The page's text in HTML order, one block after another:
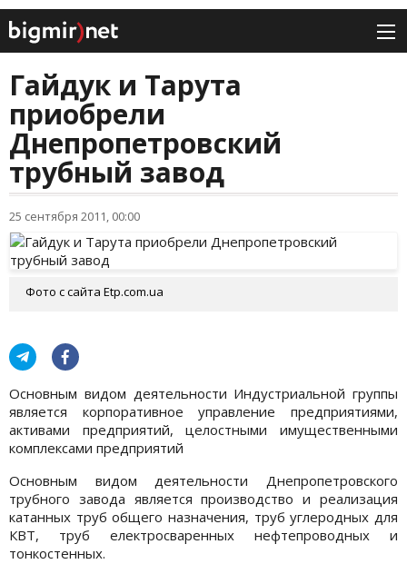
Гайдук и Тарута
приобрели
Днепропетровский
трубный завод
25 сентября 2011, 00:00
Фото с сайта Еtp.com.ua
Основным видом деятельности Индустриальной группы
является корпоративное управление предприятиями,
активами предприятий, целостными имущественными
комплексами предприятий
Основным видом деятельности Днепропетровского
трубного завода является производство и реализация
катанных труб общего назначения, труб углеродных для
КВТ, труб електросваренных нефтепроводных и
тонкостенных.